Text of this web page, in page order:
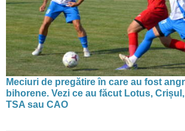
Meciuri de pregătire în care au fost
bihorene. Vezi ce au făcut Lotus,
TSA sau CAO